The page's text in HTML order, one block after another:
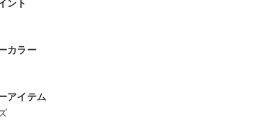
ント
カラー
アイテム